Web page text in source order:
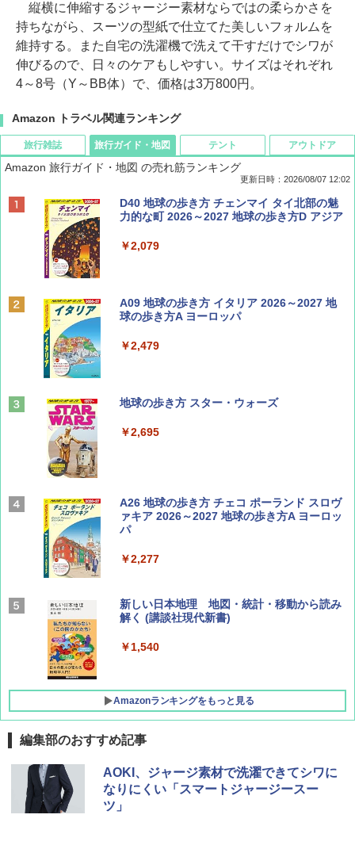
縦横に伸縮するジャージー素材ならではの柔らかさを
持ちながら、スーツの型紙で仕立てた美しいフォルムを
維持する。また自宅の洗濯機で洗えて干すだけでシワが
伸びるので、日々のケアもしやすい。サイズはそれぞれ
4～8号（Y～BB体）で、価格は3万800円。
Amazon トラベル関連ランキング
旅行雑誌
ディズニーファン ２０２６年 ９月号 [雑
誌] (ＤＩＳＮＥＹ ＦＡＮ)
￥713
BE-PAL(ビ-パル) 2026年 9 月号【特別付録:
SOTO ミニマル"旅"財布 ランダム2種】
￥1,500
山と溪谷 2026年8月号「南アルプス大全」
￥1,540
Coyote No.89 特集 星野道夫 夢見る旅
￥1,540
AIRLINE（エアライン）2026年9月号【特
集】ボーイング110周年を祝して！
￥1,760
旅行ガイド・地図
Amazon 旅行ガイド・地図 の売れ筋ランキング
更新日時：2026/08/07 12:02
D40 地球の歩き方 チェンマイ タイ北部の魅
力的な町 2026～2027 地球の歩き方D アジア
￥2,079
A09 地球の歩き方 イタリア 2026～2027 地
球の歩き方A ヨーロッパ
￥2,479
地球の歩き方 スター・ウォーズ
￥2,695
A26 地球の歩き方 チェコ ポーランド スロヴ
ァキア 2026～2027 地球の歩き方A ヨーロッ
パ
￥2,277
新しい日本地理 地図・統計・移動から読み
解く (講談社現代新書)
￥1,540
Amazonランキングをもっと見る
テント
[キャンパーズコレクション 山善] ポップアッ
プテント 傘みたいに広げて畳める パッとサ
ッとサンシェード キューブ フルクローズ メ
ッシュ 簡単設置 ワンタッチテント キャンプ
アウトドア
DEWEL パラソル 大型 ビーチ アウトドアパ
ラソル ガーデン サイトシート付 折りたたみ
防水 UVカット 4段階高さ調整 軽量 収納袋付
き
編集部のおすすめ記事
AOKI、ジャージ素材で洗濯できてシワに
なりにくい「スマートジャージースー
ツ」